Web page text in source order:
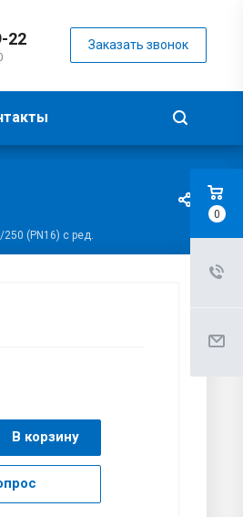
22 Заказать звонок
(PN16) с ред.
В корзину
0